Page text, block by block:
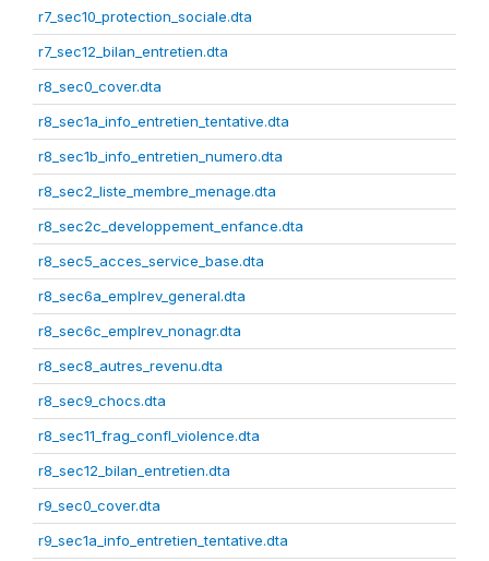
r7_sec10_protection_sociale.dta
r7_sec12_bilan_entretien.dta
r8_sec0_cover.dta
r8_sec1a_info_entretien_tentative.dta
r8_sec1b_info_entretien_numero.dta
r8_sec2_liste_membre_menage.dta
r8_sec2c_developpement_enfance.dta
r8_sec5_acces_service_base.dta
r8_sec6a_emplrev_general.dta
r8_sec6c_emplrev_nonagr.dta
r8_sec8_autres_revenu.dta
r8_sec9_chocs.dta
r8_sec11_frag_confl_violence.dta
r8_sec12_bilan_entretien.dta
r9_sec0_cover.dta
r9_sec1a_info_entretien_tentative.dta